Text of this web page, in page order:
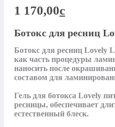
1 170,00c
Ботокс для ресниц
Ботокс для ресниц Lovely
как часть процедуры
наносить после
составом для
Гель для ботокса Lovely
ресницы, обеспечивает
естественный блеск.